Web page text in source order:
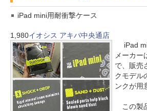
iPad mini用耐衝撃ケース
1,980イオシス アキバ中央通店
iPad
メーカー
で、販売
クモデル
ンクが用
この製